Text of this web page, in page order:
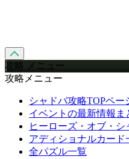
攻略 メニュー
攻略メニュー
シャドバ攻略TOPペー
イベントの最新情報ま
ヒーローズ・オブ・
アディショナルカード
全パズル一覧